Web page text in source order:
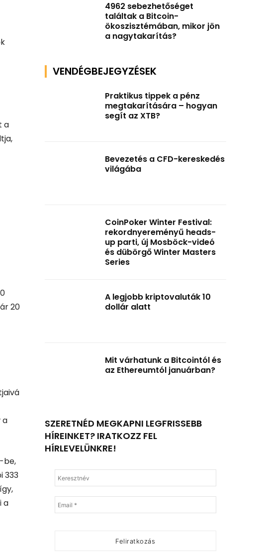
a
20
a
be,
333
a
4962 sebezhetőséget
találtak a Bitcoin-
ökoszisztémában, mikor jön
a nagytakarítás?
VENDÉGBEJEGYZÉSEK
Praktikus tippek a pénz
megtakarítására – hogyan
segít az XTB?
Bevezetés a CFD-kereskedés
világába
CoinPoker Winter Festival:
rekordnyereményű heads-
up parti, új Mosböck-videó
és dübörgő Winter Masters
Series
A legjobb kriptovaluták 10
dollár alatt
Mit várhatunk a Bitcointól és
az Ethereumtól januárban?
SZERETNÉD MEGKAPNI LEGFRISSEBB
HÍREINKET? IRATKOZZ FEL
HÍRLEVELÜNKRE!